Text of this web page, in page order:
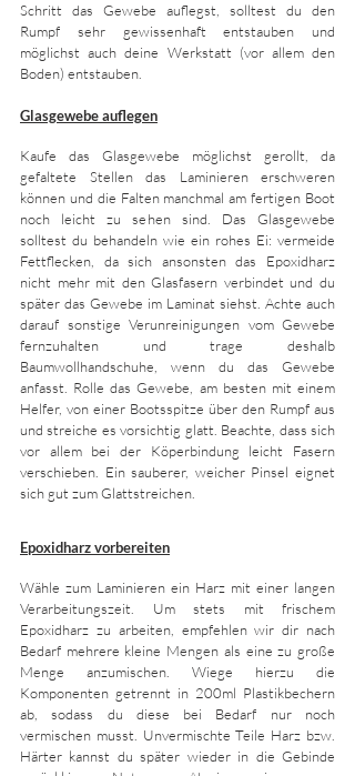
Schritt das Gewebe auflegst, solltest du den
Rumpf sehr gewissenhaft entstauben und
möglichst auch deine Werkstatt (vor allem den
Boden) entstauben.
Glasgewebe auflegen
Kaufe das Glasgewebe möglichst gerollt, da
gefaltete Stellen das Laminieren erschweren
können und die Falten manchmal am fertigen Boot
noch leicht zu sehen sind. Das Glasgewebe
solltest du behandeln wie ein rohes Ei: vermeide
Fettflecken, da sich ansonsten das Epoxidharz
nicht mehr mit den Glasfasern verbindet und du
später das Gewebe im Laminat siehst. Achte auch
darauf sonstige Verunreinigungen vom Gewebe
fernzuhalten und trage deshalb
Baumwollhandschuhe, wenn du das Gewebe
anfasst. Rolle das Gewebe, am besten mit einem
Helfer, von einer Bootsspitze über den Rumpf aus
und streiche es vorsichtig glatt. Beachte, dass sich
vor allem bei der Köperbindung leicht Fasern
verschieben. Ein sauberer, weicher Pinsel eignet
sich gut zum Glattstreichen.
Epoxidharz vorbereiten
Wähle zum Laminieren ein Harz mit einer langen
Verarbeitungszeit. Um stets mit frischem
Epoxidharz zu arbeiten, empfehlen wir dir nach
Bedarf mehrere kleine Mengen als eine zu große
Menge anzumischen. Wiege hierzu die
Komponenten getrennt in 200ml Plastikbechern
ab, sodass du diese bei Bedarf nur noch
vermischen musst. Unvermischte Teile Harz bzw.
Härter kannst du später wieder in die Gebinde